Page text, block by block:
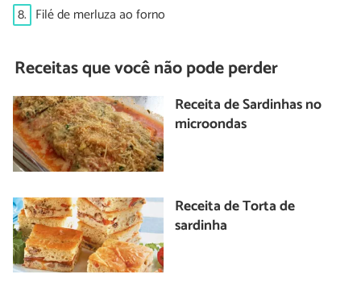
8. Filé de merluza ao forno
Receitas que você não pode perder
Receita de Sardinhas no
microondas
Receita de Torta de
sardinha